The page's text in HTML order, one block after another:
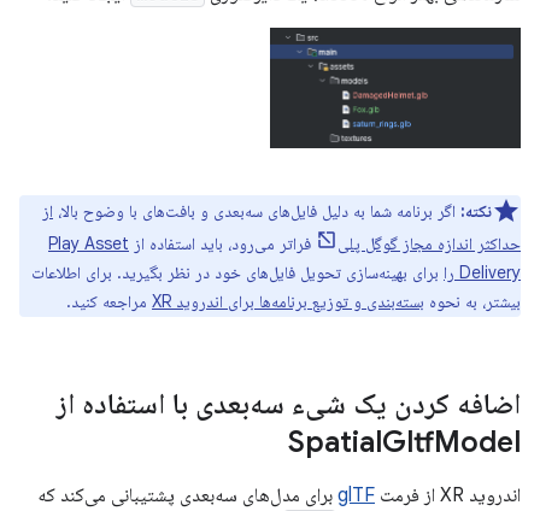
نکته: اگر برنامه شما به دلیل فایل‌های سه‌بعدی و بافت‌های با وضوح بالا، از
حداکثر اندازه مجاز گوگل پلی
فراتر می‌رود، باید استفاده از Play Asset
Delivery را
برای بهینه‌سازی تحویل فایل‌های خود در نظر بگیرید. برای اطلاعات
بیشتر، به نحوه بسته‌بندی و توزیع برنامه‌ها برای اندروید XR مراجعه کنید.
اضافه کردن یک شیء سه‌بعدی با استفاده از
SpatialGltfModel
اندروید XR از فرمت glTF برای مدل‌های سه‌بعدی پشتیبانی می‌کند که